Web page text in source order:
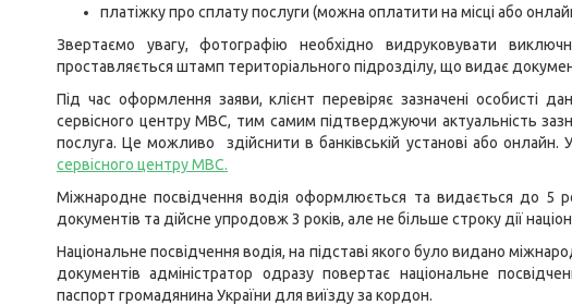
платіжку про сплату послуги (можна оплатити на місці або
Звертаємо увагу, фотографію необхідно видруковувати
проставляється штамп територіального підрозділу, що видає
Під час оформлення заяви, клієнт перевіряє зазначені особисті
сервісного центру МВС, тим самим підтверджуючи актуальність
послуга. Це можливо здійснити в банківській установі або онлайн.
сервісного центру МВС.
Міжнародне посвідчення водія оформлюється та видається до 5
документів та дійсне упродовж 3 років, але не більше строку дії
Національне посвідчення водія, на підставі якого було видано
документів адміністратор одразу повертає національне
паспорт громадянина України для виїзду за кордон.